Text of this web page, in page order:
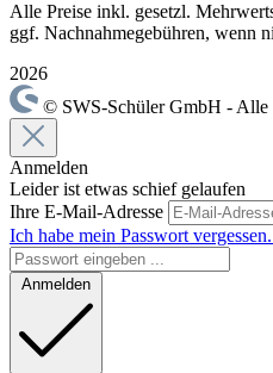
Alle Preise inkl. gesetzl.
ggf. Nachnahmegebühren, wenn
2026
© SWS-Schüler GmbH - Alle
Anmelden
Leider ist etwas schief gelaufen
Ihre E-Mail-Adresse
Ich habe mein Passwort vergessen.
Anmelden